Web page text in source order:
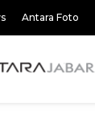
Antara Foto